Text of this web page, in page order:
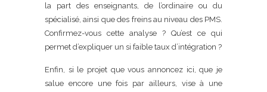
la part des enseignants, de l’ordinaire ou du
spécialisé, ainsi que des freins au niveau des PMS.
Confirmez-vous cette analyse ? Qu’est ce qui
permet d’expliquer un si faible taux d’intégration ?
Enfin, si le projet que vous annoncez ici, que je
salue encore une fois par ailleurs, vise à une